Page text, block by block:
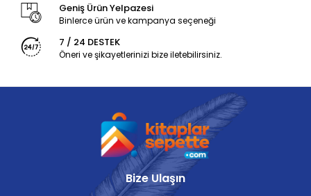
Geniş Ürün Yelpazesi
Binlerce ürün ve kampanya seçeneği
7 / 24 DESTEK
Öneri ve şikayetlerinizi bize iletebilirsiniz.
Bize Ulaşın